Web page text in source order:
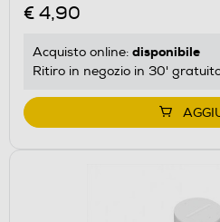
€ 4,90
Acquisto online: disponibile
Ritiro in negozio in 30'